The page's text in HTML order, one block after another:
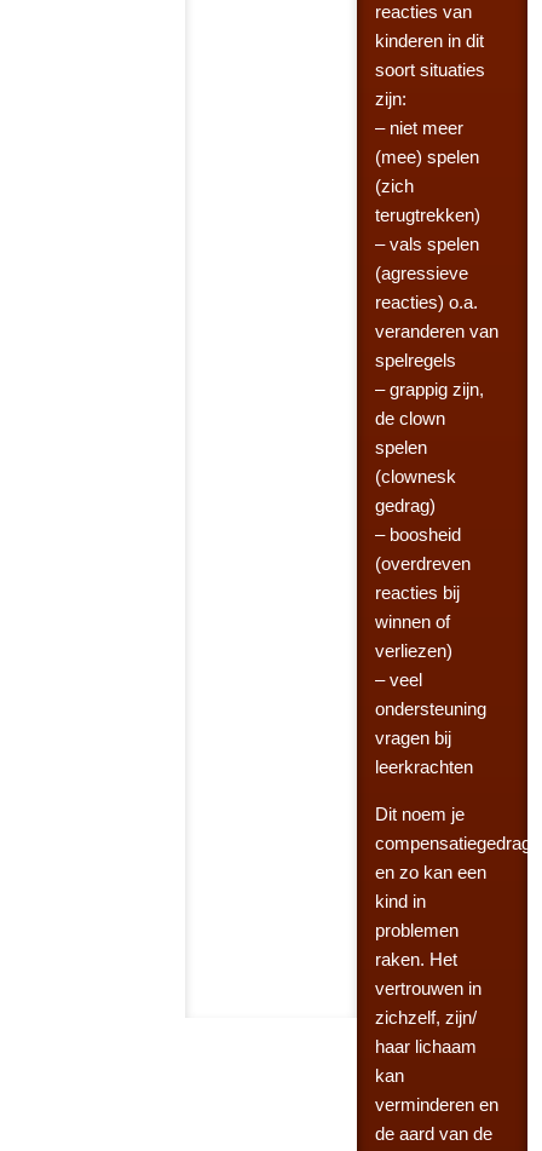
reacties van
kinderen in dit
soort situaties
zijn:
– niet meer
(mee) spelen
(zich
terugtrekken)
– vals spelen
(agressieve
reacties) o.a.
veranderen van
spelregels
– grappig zijn,
de clown
spelen
(clownesk
gedrag)
– boosheid
(overdreven
reacties bij
winnen of
verliezen)
– veel
ondersteuning
vragen bij
leerkrachten
Dit noem je
compensatiegedrag
en zo kan een
kind in
problemen
raken. Het
vertrouwen in
zichzelf, zijn/
haar lichaam
kan
verminderen en
de aard van de